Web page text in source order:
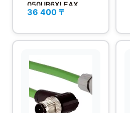
050UB6XLEAX
36 400 ₸